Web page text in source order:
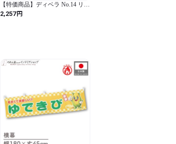
【特価商品】ディベラ No.14 リン
グイネ 500g (1袋)
2,257円